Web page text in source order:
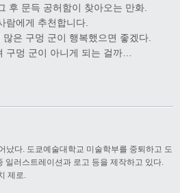
문득 공허함이 찾아오는 만화.
람에게 추천합니다.
구멍 군이 행복했으면 좋겠다.
구멍 군이 아니게 되는 걸까…
났다. 도쿄예술대학교 미술학부를 중퇴하고 도
일러스트레이션과 로고 등을 제작하고 있다.
제로.